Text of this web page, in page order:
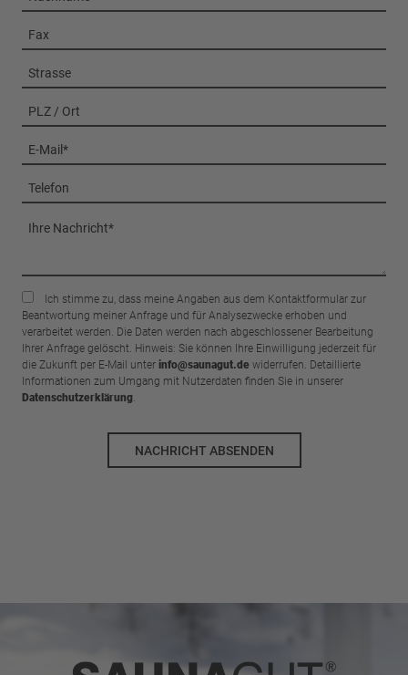
Ich stimme zu, dass meine Angaben aus dem Kontaktformular zur
Beantwortung meiner Anfrage und für Analysezwecke erhoben und
verarbeitet werden. Die Daten werden nach abgeschlossener Bearbeitung
Ihrer Anfrage gelöscht. Hinweis: Sie können Ihre Einwilligung jederzeit für
die Zukunft per E-Mail unter info@saunagut.de widerrufen. Detaillierte
Informationen zum Umgang mit Nutzerdaten finden Sie in unserer
Datenschutzerklärung.
NACHRICHT ABSENDEN